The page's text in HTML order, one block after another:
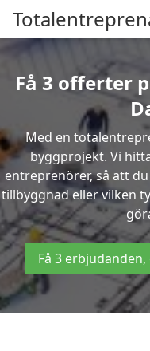
Få 3 offerter
Med en
byggprojekt. Vi
entreprenörer, så att
tillbyggnad eller vilken
Få 3